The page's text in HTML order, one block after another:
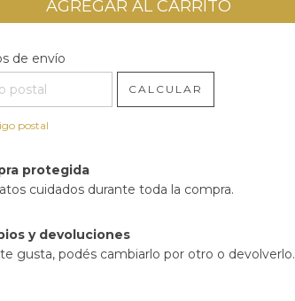
el CP:
de envío
CALCULAR
postal
protegida
cuidados durante toda la compra.
y devoluciones
gusta, podés cambiarlo por otro o devolverlo.